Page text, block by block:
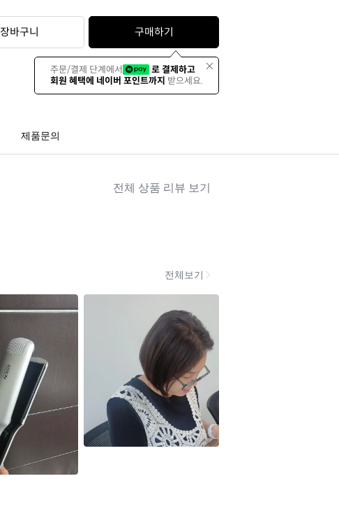
장바구니 구매하기
주문/결제 단계에서
로 결제하고
회원 혜택에 네이버 포인트까지 받으세요.
제품문의